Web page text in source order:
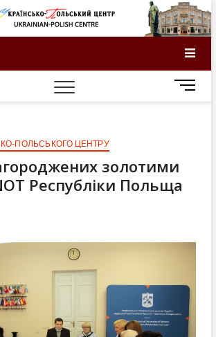
M
e
t
ПОЛЬСЬКОГО ЦЕНТРУ
золотими
Республіки Польща